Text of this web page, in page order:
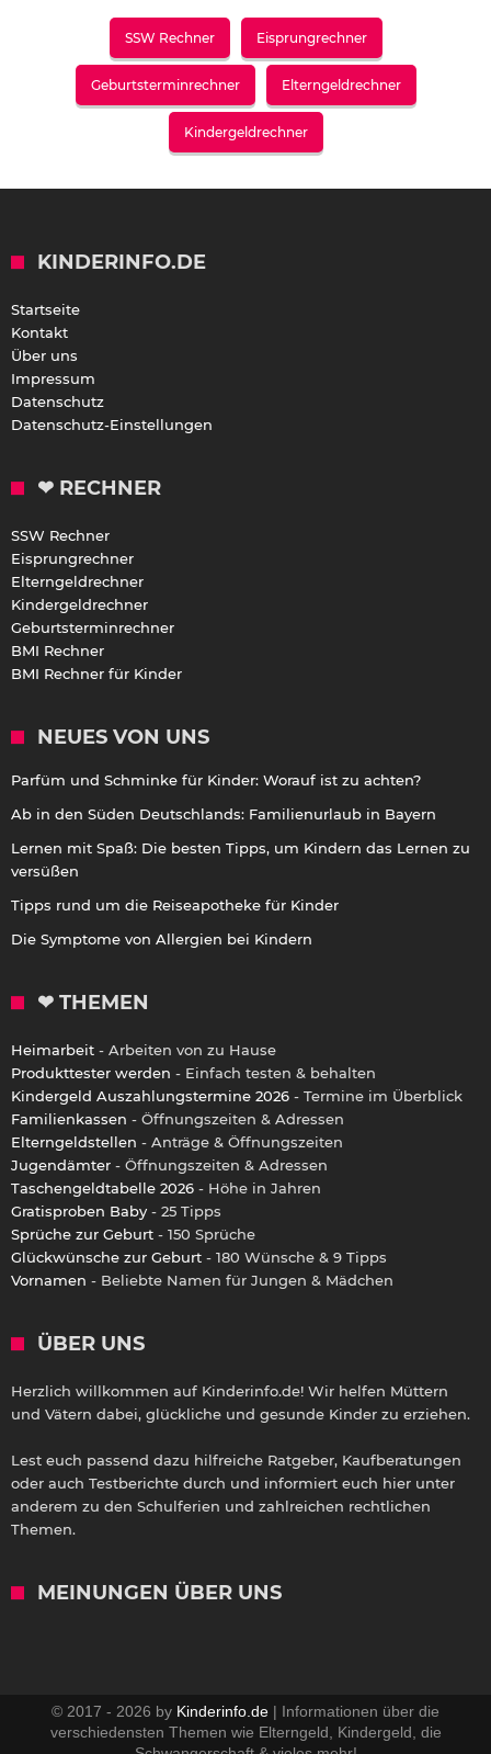
SSW Rechner Eisprungrechner
Geburtsterminrechner Elterngeldrechner
Kindergeldrechner
KINDERINFO.DE
Startseite
Kontakt
Über uns
Impressum
Datenschutz
Datenschutz-Einstellungen
❤ RECHNER
SSW Rechner
Eisprungrechner
Elterngeldrechner
Kindergeldrechner
Geburtsterminrechner
BMI Rechner
BMI Rechner für Kinder
NEUES VON UNS
Parfüm und Schminke für Kinder: Worauf ist zu achten?
Ab in den Süden Deutschlands: Familienurlaub in Bayern
Lernen mit Spaß: Die besten Tipps, um Kindern das Lernen zu
versüßen
Tipps rund um die Reiseapotheke für Kinder
Die Symptome von Allergien bei Kindern
❤ THEMEN
Heimarbeit - Arbeiten von zu Hause
Produkttester werden - Einfach testen & behalten
Kindergeld Auszahlungstermine 2026 - Termine im Überblick
Familienkassen - Öffnungszeiten & Adressen
Elterngeldstellen - Anträge & Öffnungszeiten
Jugendämter - Öffnungszeiten & Adressen
Taschengeldtabelle 2026 - Höhe in Jahren
Gratisproben Baby - 25 Tipps
Sprüche zur Geburt - 150 Sprüche
Glückwünsche zur Geburt - 180 Wünsche & 9 Tipps
Vornamen - Beliebte Namen für Jungen & Mädchen
ÜBER UNS
Herzlich willkommen auf Kinderinfo.de! Wir helfen Müttern
und Vätern dabei, glückliche und gesunde Kinder zu erziehen.
Lest euch passend dazu hilfreiche Ratgeber, Kaufberatungen
oder auch Testberichte durch und informiert euch hier unter
anderem zu den Schulferien und zahlreichen rechtlichen
Themen.
MEINUNGEN ÜBER UNS
© 2017 - 2026 by Kinderinfo.de | Informationen über die
verschiedensten Themen wie Elterngeld, Kindergeld, die